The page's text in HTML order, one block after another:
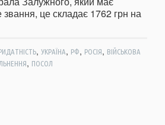
це складає 1762 грн на
, УКРАЇНА, РФ, РОСІЯ, ВІЙСЬКОВА
, ПОСОЛ